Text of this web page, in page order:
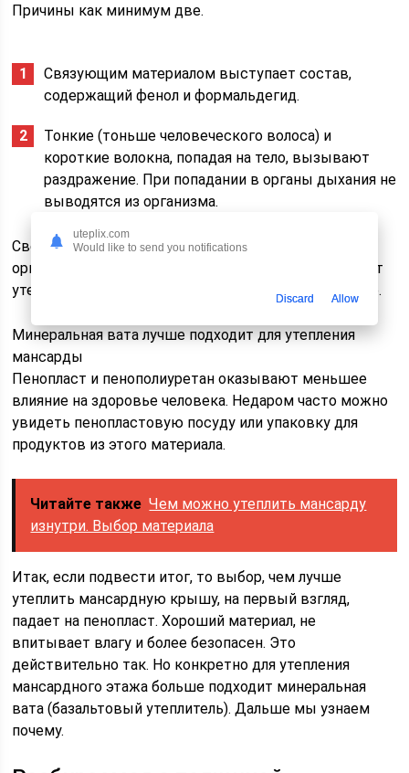
Причины как минимум две.
Связующим материалом выступает состав,
содержащий фенол и формальдегид.
Тонкие (тоньше человеческого волоса) и
короткие волокна, попадая на тело, вызывают
раздражение. При попадании в органы дыхания не
выводятся из организма.
Свести к минимуму влияние этих факторов на
организм можно, если правильно смонтировать этот
утеплитель для крыши. Об этом мы поговорим ниже.
Минеральная вата лучше подходит для утепления
мансарды
Пенопласт и пенополиуретан оказывают меньшее
влияние на здоровье человека. Недаром часто можно
увидеть пенопластовую посуду или упаковку для
продуктов из этого материала.
Читайте также Чем можно утеплить мансарду
изнутри. Выбор материала
Итак, если подвести итог, то выбор, чем лучше
утеплить мансардную крышу, на первый взгляд,
падает на пенопласт. Хороший материал, не
впитывает влагу и более безопасен. Это
действительно так. Но конкретно для утепления
мансардного этажа больше подходит минеральная
вата (базальтовый утеплитель). Дальше мы узнаем
почему.
uteplix.com
Would like to send you notifications
Discard Allow